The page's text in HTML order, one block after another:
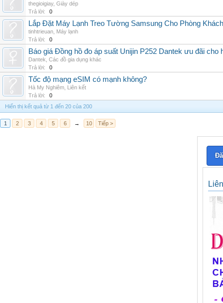
thegioigiay, Giày dép
Trả lời:
0
Lắp Đặt Máy Lạnh Treo Tường Samsung Cho Phòng Khách
tinhtrieuan Máy lạnh
Trả lời:
0
Báo giá Đồng hồ đo áp suất Unijin P252 Dantek ưu đãi cho
Dantek Các đồ gia dụng khác
Trả lời:
0
Tốc độ mạng eSIM có mạnh không?
Hà My Nghiêm Liên kết
Trả lời:
0
Hiển thị kết quả từ 1 đến 20 của 200
1 2 3 4 5 6 → 10 Tiếp >